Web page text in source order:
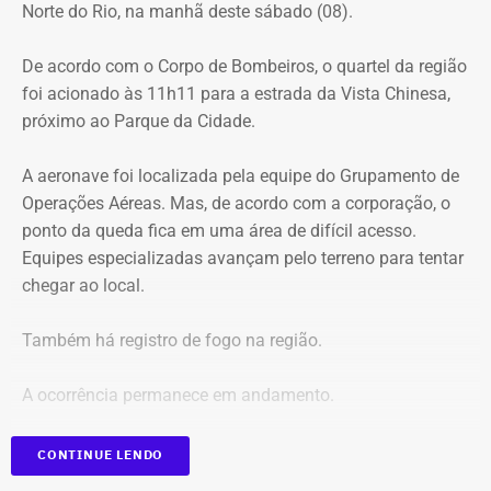
criança de 2 anos — Foto: Reprodução.
O pedido de Búzios à Justiça
Em caráter urgente, antes da apresentação da defesa das
empresas, a prefeitura solicitou:
Preservação integral dos registros dos nove perfis;
Entrega dos dados de titulares e administradores;
Identificação de anunciantes e financiadores;
Cruzamento técnico das informações das contas;
Retirada das publicações relacionadas no processo;
Interrupção de anúncios e impulsionamentos;
Suspensão temporária de contas que não fossem
vinculadas a pessoas autênticas;
do Parque Nacional da Tijuca
Norte do Rio, na manhã deste sábado (08).
De acordo com o Corpo de Bombeiros, o quartel da região
foi acionado às 11h11 para a estrada da Vista Chinesa,
próximo ao Parque da Cidade.
A aeronave foi localizada pela equipe do Grupamento de
Operações Aéreas. Mas, de acordo com a corporação, o
ponto da queda fica em uma área de difícil acesso.
Equipes especializadas avançam pelo terreno para tentar
chegar ao local.
Também há registro de fogo na região.
A ocorrência permanece em andamento.
*Em atualização
CONTINUE LENDO